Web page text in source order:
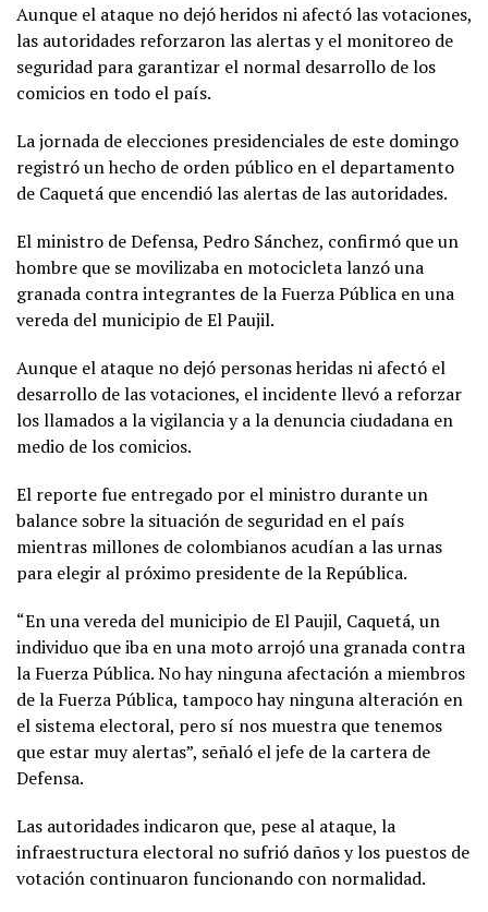
Aunque el ataque no dejó heridos ni afectó las votaciones,
las autoridades reforzaron las alertas y el monitoreo de
seguridad para garantizar el normal desarrollo de los
comicios en todo el país.
La jornada de elecciones presidenciales de este domingo
registró un hecho de orden público en el departamento
de Caquetá que encendió las alertas de las autoridades.
El ministro de Defensa, Pedro Sánchez, confirmó que un
hombre que se movilizaba en motocicleta lanzó una
granada contra integrantes de la Fuerza Pública en una
vereda del municipio de El Paujil.
Aunque el ataque no dejó personas heridas ni afectó el
desarrollo de las votaciones, el incidente llevó a reforzar
los llamados a la vigilancia y a la denuncia ciudadana en
medio de los comicios.
El reporte fue entregado por el ministro durante un
balance sobre la situación de seguridad en el país
mientras millones de colombianos acudían a las urnas
para elegir al próximo presidente de la República.
“En una vereda del municipio de El Paujil, Caquetá, un
individuo que iba en una moto arrojó una granada contra
la Fuerza Pública. No hay ninguna afectación a miembros
de la Fuerza Pública, tampoco hay ninguna alteración en
el sistema electoral, pero sí nos muestra que tenemos
que estar muy alertas”, señaló el jefe de la cartera de
Defensa.
Las autoridades indicaron que, pese al ataque, la
infraestructura electoral no sufrió daños y los puestos de
votación continuaron funcionando con normalidad.